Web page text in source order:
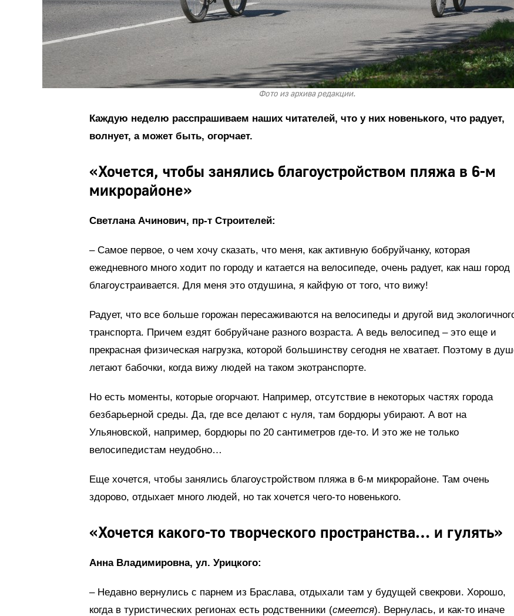
Фото из архива редакции.
Каждую неделю расспрашиваем наших читателей, что у них новенького, что радует,
волнует, а может быть, огорчает.
«Хочется, чтобы занялись благоустройством пляжа в 6-м
микрорайоне»
Светлана Ачинович, пр-т Строителей:
– Самое первое, о чем хочу сказать, что меня, как активную бобруйчанку, которая
ежедневного много ходит по городу и катается на велосипеде, очень радует, как наш город
благоустраивается. Для меня это отдушина, я кайфую от того, что вижу!
Радует, что все больше горожан пересаживаются на велосипеды и другой вид
транспорта. Причем ездят бобруйчане разного возраста. А ведь велосипед – это еще и
прекрасная физическая нагрузка, которой большинству сегодня не хватает. Поэтому в
летают бабочки, когда вижу людей на таком экотранспорте.
Но есть моменты, которые огорчают. Например, отсутствие в некоторых частях города
безбарьерной среды. Да, где все делают с нуля, там бордюры убирают. А вот на
Ульяновской, например, бордюры по 20 сантиметров где-то. И это же не только
велосипедистам неудобно…
Еще хочется, чтобы занялись благоустройством пляжа в 6-м микрорайоне. Там очень
здорово, отдыхает много людей, но так хочется чего-то новенького.
«Хочется какого-то творческого пространства… и гулять»
Анна Владимировна, ул. Урицкого:
– Недавно вернулись с парнем из Браслава, отдыхали там у будущей свекрови. Хорошо,
когда в туристических регионах есть родственники (смеется). Вернулась, и как-то иначе